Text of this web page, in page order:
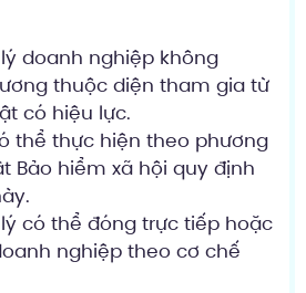
doanh nghiệp không
thuộc diện tham gia từ
có hiệu lực.
thể thực hiện theo phương
Bảo hiểm xã hội quy định
có thể đóng trực tiếp hoặc
nghiệp theo cơ chế